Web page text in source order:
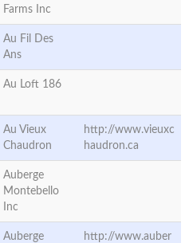
Farms Inc
Au Fil Des
Ans
Au Loft 186
Au Vieux
Chaudron
http://www.vieuxc
haudron.ca
Auberge
Montebello
Inc
Auberge
http://www.auber